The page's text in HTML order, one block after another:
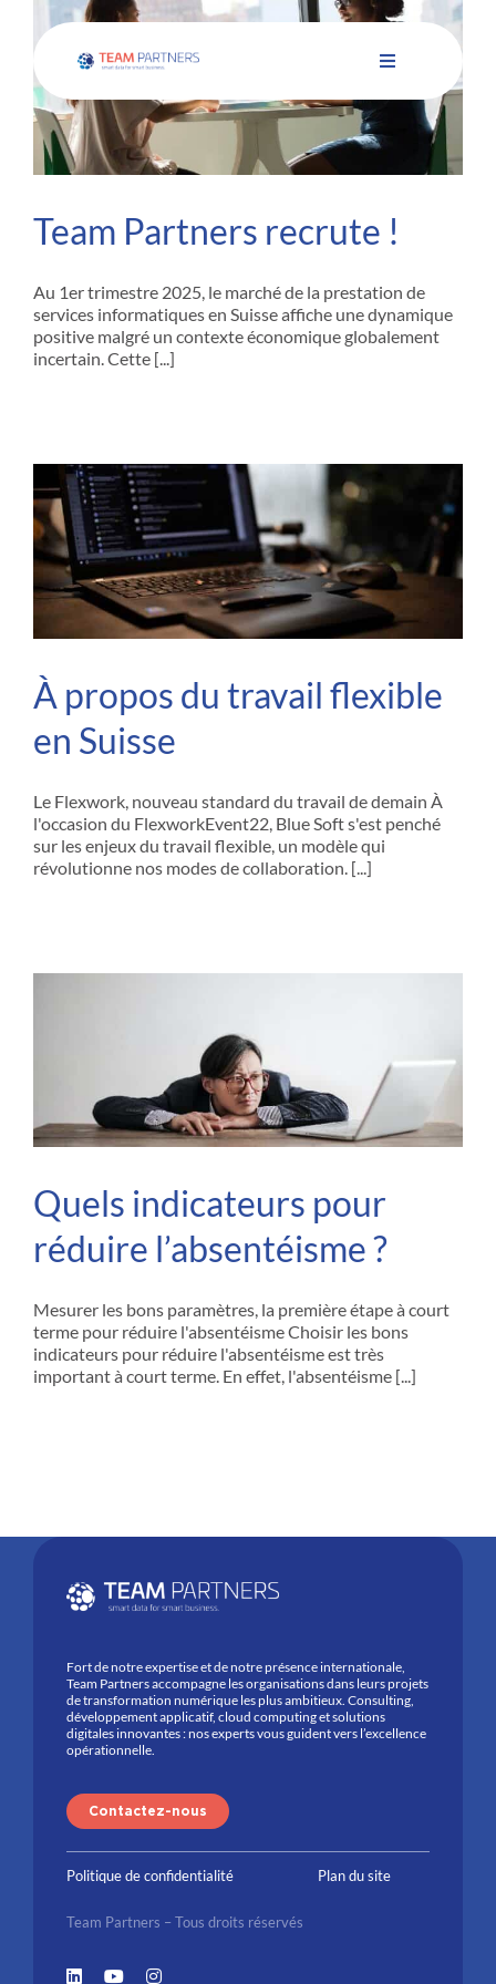
contenu
Toggle
Navigation
À propos
Carrières
Contactez-
Team Partners recrute !
Au 1er trimestre 2025, le marché de la prestation de
services informatiques en Suisse affiche une dynamique
positive malgré un contexte économique globalement
incertain. Cette [...]
À propos du travail flexible
en Suisse
Le Flexwork, nouveau standard du travail de demain À
l'occasion du FlexworkEvent22, Blue Soft s'est penché
sur les enjeux du travail flexible, un modèle qui
révolutionne nos modes de collaboration. [...]
Quels indicateurs pour
réduire l’absentéisme ?
Mesurer les bons paramètres, la première étape à court
terme pour réduire l'absentéisme Choisir les bons
indicateurs pour réduire l'absentéisme est très
important à court terme. En effet, l'absentéisme [...]
Fort de notre expertise et de notre présence internationale,
Team Partnersaccompagne les organisations dans leurs projets
de transformation numérique les plus ambitieux. Consulting,
développement applicatif, cloud computinget solutions
digitales innovantes : nos experts vous guident vers l’excellence
opérationnelle.
Contactez-nous
Team Partners – Tous droits réservés
Politique de confidentialité Plan du site